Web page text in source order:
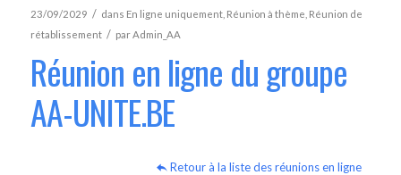
23/09/2029 / dans En ligne uniquement, Réunion à thème Réunion de
rétablissement / parAdmin_AA
Réunion en ligne du groupe
AA-UNITE.BE
Retour à la liste des réunions en ligne